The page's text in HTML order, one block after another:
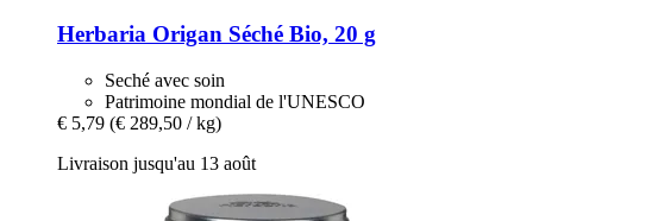
Herbaria Origan Séché Bio, 20 g
Seché avec soin
Patrimoine mondial de l'UNESCO
€ 5,79 (€ 289,50 / kg)
Livraison jusqu'au 13 août